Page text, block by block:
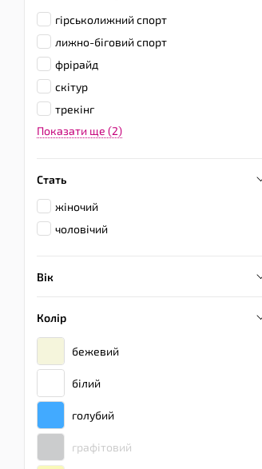
гірськолижний спорт
лижно-біговий спорт
фрірайд
скітур
трекінг
Показати ще (2)
Стать
жіночий
чоловічий
Вік
Колір
бежевий
білий
голубий
графітовий